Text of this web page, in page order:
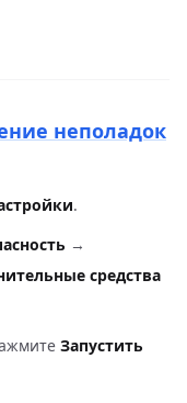
неполадок
.
→
средства
Запустить